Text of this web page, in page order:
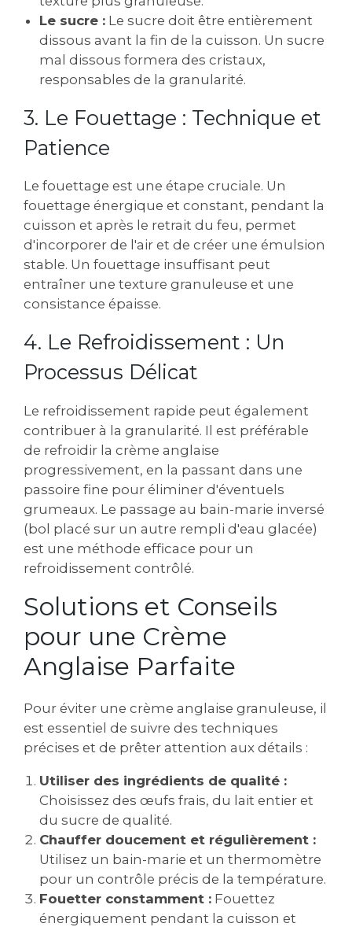
Le sucre : Le sucre doit être entièrement
dissous avant la fin de la cuisson. Un sucre
mal dissous formera des cristaux,
responsables de la granularité.
3. Le Fouettage : Technique et
Patience
Le fouettage est une étape cruciale. Un
fouettage énergique et constant, pendant la
cuisson et après le retrait du feu, permet
d'incorporer de l'air et de créer une émulsion
stable. Un fouettage insuffisant peut
entraîner une texture granuleuse et une
consistance épaisse.
4. Le Refroidissement : Un
Processus Délicat
Le refroidissement rapide peut également
contribuer à la granularité. Il est préférable
de refroidir la crème anglaise
progressivement, en la passant dans une
passoire fine pour éliminer d'éventuels
grumeaux. Le passage au bain-marie inversé
(bol placé sur un autre rempli d'eau glacée)
est une méthode efficace pour un
refroidissement contrôlé.
Solutions et Conseils
pour une Crème
Anglaise Parfaite
Pour éviter une crème anglaise granuleuse, il
est essentiel de suivre des techniques
précises et de prêter attention aux détails :
Utiliser des ingrédients de qualité :
Choisissez des œufs frais, du lait entier et
du sucre de qualité.
Chauffer doucement et régulièrement :
Utilisez un bain-marie et un thermomètre
pour un contrôle précis de la température.
Fouetter constamment : Fouettez
énergiquement pendant la cuisson et